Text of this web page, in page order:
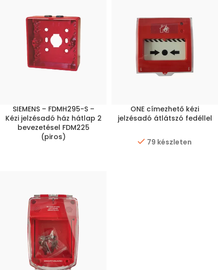
SIEMENS – FDMH295-S –
Kézi jelzésadó ház hátlap 2
bevezetésel FDM225
(piros)
ONE címezhető kézi
jelzésadó átlátszó fedéllel
79 készleten